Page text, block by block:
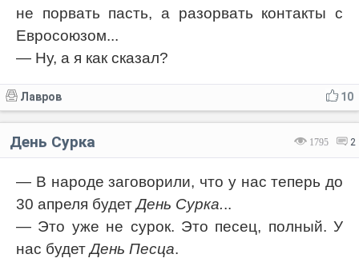
не порвать пасть, а разорвать контакты с
Евросоюзом...
— Ну, а я как сказал?
10
Лавров
1795 2
День Сурка
— В народе заговорили, что у нас теперь до
30 апреля будетДень Сурка...
— Это уже не сурок. Это песец, полный. У
нас будетДень Песца.